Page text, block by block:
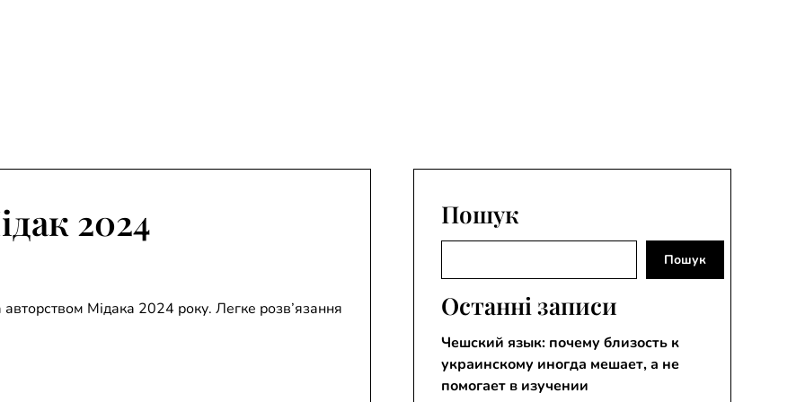
2024
авторством Мідака 2024 року. Легке розв’язання
Пошук
Пошук
Останні записи
Чешский язык: почему близость к
украинскому иногда мешает, а не
помогает в изучении